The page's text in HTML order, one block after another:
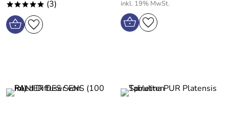
***** (3)
inkl. 19% MwSt.